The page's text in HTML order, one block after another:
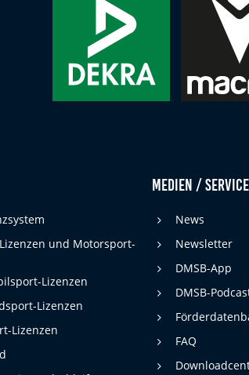
und Motorsport-
Lizenzen
Lizenzen
Lizenzen
Medien / Service
News
Newsletter
DMSB-App
DMSB-
FAQ